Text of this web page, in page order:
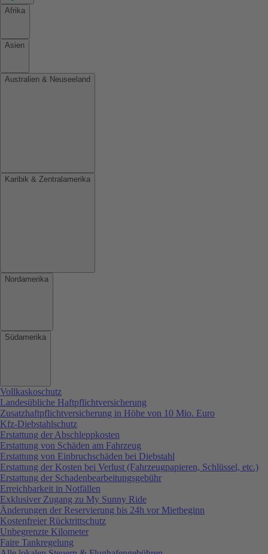
Afrika
Asien
Australien & Neuseeland
Karibik & Zentralamerika
Nordamerika
Südamerika
Vollkaskoschutz
Landesübliche Haftpflichtversicherung
Zusatzhaftpflichtversicherung in Höhe von 10 Mio. Euro
Kfz-Diebstahlschutz
Erstattung der Abschleppkosten
Erstattung von Schäden am Fahrzeug
Erstattung von Einbruchschäden bei Diebstahl
Erstattung der Kosten bei Verlust (Fahrzeugpapieren, Schlüssel, etc.)
Erstattung der Schadenbearbeitungsgebühr
Erreichbarkeit in Notfällen
Exklusiver Zugang zu My Sunny Ride
Änderungen der Reservierung bis 24h vor Mietbeginn
Kostenfreier Rücktrittschutz
Unbegrenzte Kilometer
Faire Tankregelung